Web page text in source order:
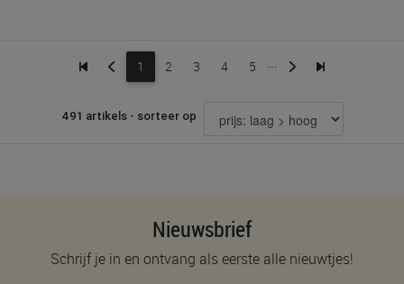
1 2 3 4 5 ...
491 artikels - sorteer op
Nieuwsbrief
Schrijf je in en ontvang als eerste alle nieuwtjes!